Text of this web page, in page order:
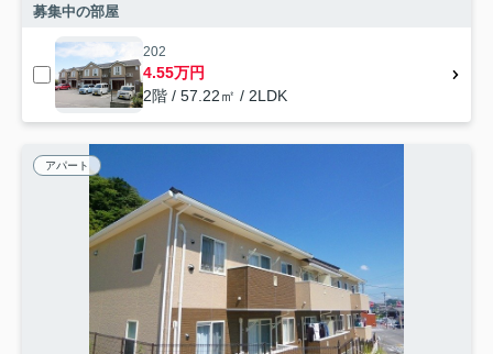
募集中の部屋
202
4.55万円
2階 / 57.22㎡ / 2LDK
アパート